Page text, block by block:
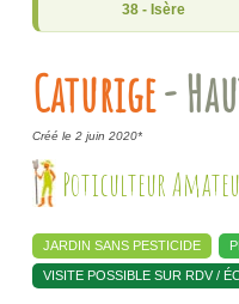
Caturige-
38 - Isère
Créé le 2 juin 2020*
Poticulteur
JARDIN SANS PESTICIDE
VISITE POSSIBLE SUR RDV /